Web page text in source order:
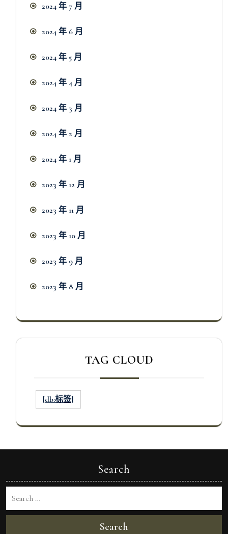
2024 年 7 月
2024 年 6 月
2024 年 5 月
2024 年 4 月
2024 年 3 月
2024 年 2 月
2024 年 1 月
2023 年 12 月
2023 年 11 月
2023 年 10 月
2023 年 9 月
2023 年 8 月
TAG CLOUD
[db:标签]
Search
Search